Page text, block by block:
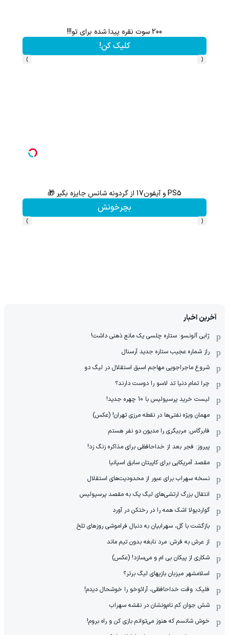
200 سوت نقره پیدا شده برای تو!!!
کلیک کن!
‹
›
PS5 و آیفون17 از گردونه شانس جایزه بگیر 🎁
بچرخونش
‹
›
آخرین اخبار
ژابی آلونسو: ستاره چلسی یک مانع ذهنی داشت!
راز شماره عجیب ستاره جدید آرسنال
شروع ماجراجویی مهاجم اسبق استقلال در لیگ دو
چرا تمام دنیا تد لاسو را دوست دارند؟
لیست خرید پرسپولیس با 10 چهره جدید!
مهمان‌ ویژه نفتی‌ها در نقطه مرزی تهران! (عکس)
فابرگاس: مربیگری را مدیون دو نفر هستم
پیروز: فجر بعد از خداحافظی برای مذاکره زنگ زد!
مقصد آمریکایی برای کاپیتان سابق اسپانیا
نسخه سهراب برای عبور از محدودیت‌های استقلال
انتقال بزرگ ارتشی‌های لیگ یک به مقصد پرسپولیس
گواردیولا اشک همه را در رختکن در آورد
بازگشت با گل، سهرابیان به دنبال فراموشی روزهای تلخ
از عرش به فرش: مرد نابغه‌ بدون تیم ماند
شکاری از پیکان بی ام و می‌سازد! (عکس)
اسلامشهر میزبان بازیهای لیگ برتر؟
فلیک: وقت خداحافظی، آرائوخو را خوشحال دیدم!
شش جوان کم نام‌و‌نشان در نقشه سهراب
خوش شانسم که هنوز می‌توانم بازی کن و راه بروم!